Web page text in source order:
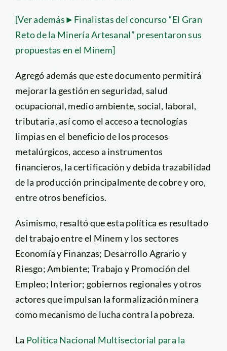
[Ver además►Finalistas del concurso “El Gran
Reto de la Minería Artesanal” presentaron sus
propuestas en el Minem]
Agregó además que este documento permitirá
mejorar la gestión en seguridad, salud
ocupacional, medio ambiente, social, laboral,
tributaria, así como el acceso a tecnologías
limpias en el beneficio de los procesos
metalúrgicos, acceso a instrumentos
financieros, la certificación y debida trazabilidad
de la producción principalmente de cobre y oro,
entre otros beneficios.
Asimismo, resaltó que esta política es resultado
del trabajo entre el Minem y los sectores
Economía y Finanzas; Desarrollo Agrario y
Riesgo; Ambiente; Trabajo y Promoción del
Empleo; Interior; gobiernos regionales y otros
actores que impulsan la formalización minera
como mecanismo de lucha contra la pobreza.
La Política Nacional Multisectorial para la